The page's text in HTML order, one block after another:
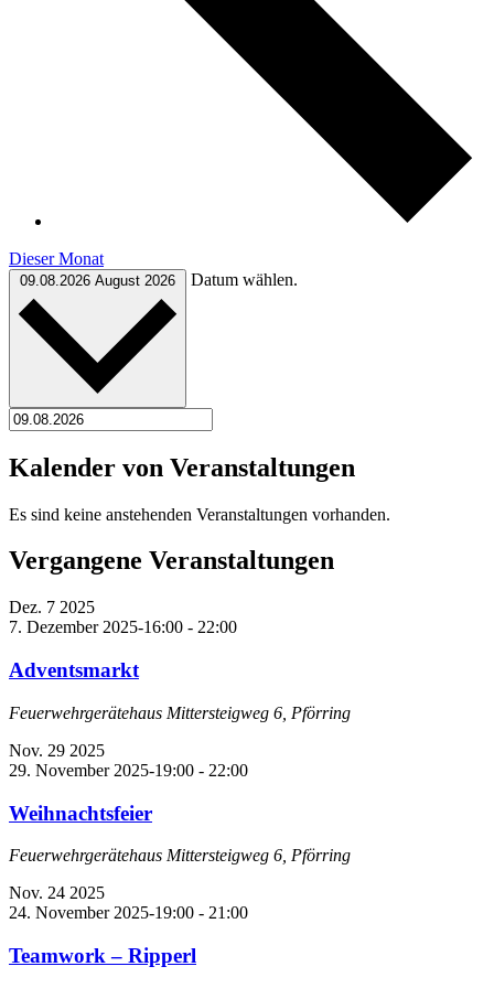
Dieser Monat
09.08.2026 August 2026 Datum wählen.
Kalender von Veranstaltungen
Es sind keine anstehenden Veranstaltungen vorhanden.
Vergangene Veranstaltungen
Dez. 7 2025
7. Dezember 2025-16:00 - 22:00
Adventsmarkt
Feuerwehrgerätehaus Mittersteigweg 6, Pförring
Nov. 29 2025
29. November 2025-19:00 - 22:00
Weihnachtsfeier
Feuerwehrgerätehaus Mittersteigweg 6, Pförring
Nov. 24 2025
24. November 2025-19:00 - 21:00
Teamwork – Ripperl